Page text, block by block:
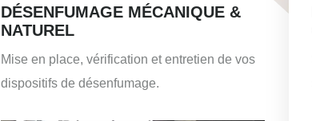
DÉSENFUMAGE MÉCANIQUE &
NATUREL
Mise en place, vérification et entretien de vos
dispositifs de désenfumage.